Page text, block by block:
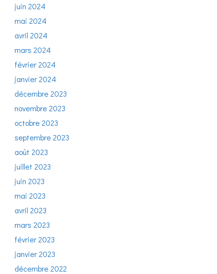
juin 2024
mai 2024
avril 2024
mars 2024
février 2024
janvier 2024
décembre 2023
novembre 2023
octobre 2023
septembre 2023
août 2023
juillet 2023
juin 2023
mai 2023
avril 2023
mars 2023
février 2023
janvier 2023
décembre 2022